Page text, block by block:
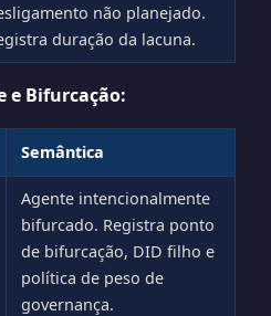
não planejado.
duração da lacuna.
e Bifurcação:
Semântica
Agente intencionalmente
bifurcado. Registra ponto
de bifurcação, DID filho e
política de peso de
governança.